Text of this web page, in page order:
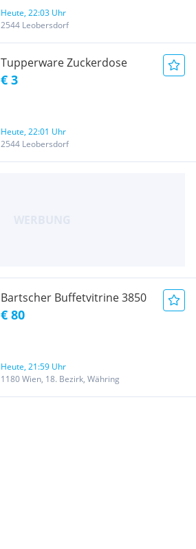
Heute, 22:03 Uhr
2544 Leobersdorf
Tupperware Zuckerdose
€ 3
Heute, 22:01 Uhr
2544 Leobersdorf
Bartscher Buffetvitrine 3850
€ 80
Heute, 21:59 Uhr
1180 Wien, 18. Bezirk, Währing